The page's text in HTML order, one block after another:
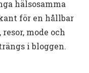
hälsosamma
för en hållbar
mode och
i bloggen.